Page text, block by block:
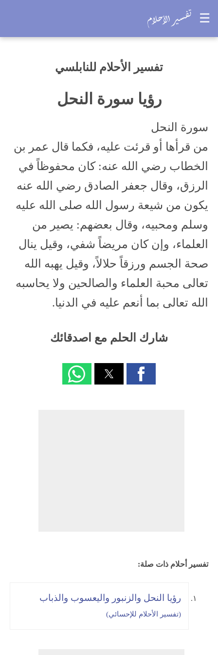
☰
تفسير الأحلام للنابلسي
رؤيا سورة النحل
سورة النحل
من قرأها أو قرئت عليه، فكما قال عمر بن
الخطاب رضي الله عنه: كان محفوظاً في
الرزق، وقال جعفر الصادق رضي الله عنه
يكون من شيعة رسول الله صلى الله عليه
وسلم ومحبيه، وقال بعضهم: يصير من
العلماء، وإن كان مريضاً شفي، وقيل ينال
صحة الجسم ورزقاً حلالاً، وقيل يهبه الله
تعالى محبة العلماء والصالحين ولا يحاسبه
الله تعالى بما أنعم عليه في الدنيا.
شارك الحلم مع اصدقائك
تفسير أحلام ذات صلة:
رؤيا النحل والزنبور واليعسوب والذباب
(تفسير الأحلام للإحسائي)